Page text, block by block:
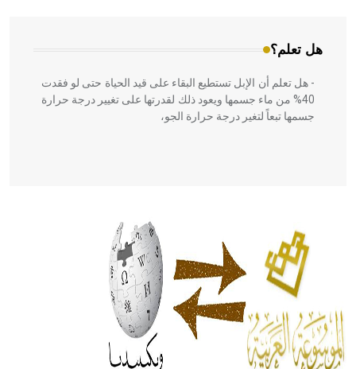
هل تعلم؟
- هل تعلم أن الإبل تستطيع البقاء على قيد الحياة حتى لو فقدت
40% من ماء جسمها ويعود ذلك لقدرتها على تغيير درجة حرارة
جسمها تبعاً لتغير درجة حرارة الجو،
الحكم، الأدلة، تنظيم التغذية، ورسالته في جروح الرأس. ويعود
له الفضل بأنه حرر الطب من الدين والفلسفة.
- هل تعلم أن المرجان إفراز حيواني يتكون في البحر ويتركب
من مادة كربونات الكلسيوم، وهو أحمر أو شديد الحمرة وهو
أجود أنواعه، ويمتاز بكبر الحجم ويسمى الش